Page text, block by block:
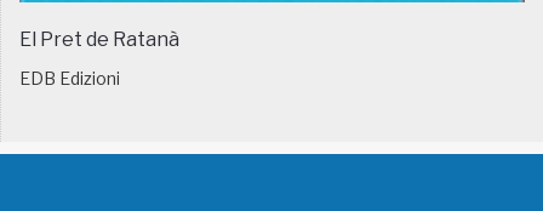
El Pret de Ratanà
EDB Edizioni